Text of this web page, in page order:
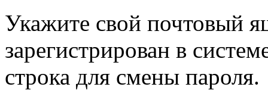
Укажите свой почтовый
зарегистрирован в
строка для смены пароля.